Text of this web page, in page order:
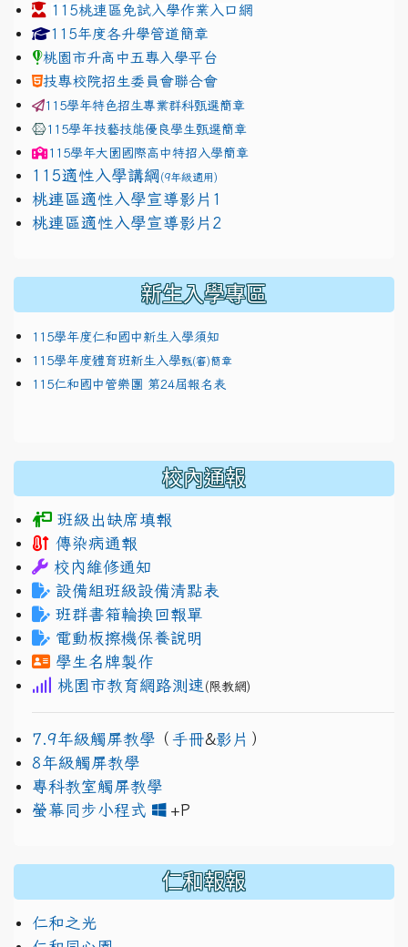
115桃連區免試入學作業入口網
link to https://www.jhjhs.tyc.edu.tw/modules/
115年度各升學管道簡章
桃園市升高中五專入學平台
技專校院招生委員會聯合會
115學年特色招生專業群科甄選簡章
115學年技藝技能優良學生甄選簡章
115學年大園國際高中特招入學簡章
115適性入學講綱 (9年級適用)
link to https://docs.google.com/presentation/d/
桃連區適性入學宣導影片1
link to https://docs.google.com/presentation/d/
桃連區適性入學宣導影片2
新生入學專區
115學年度仁和國中新生入學須知
115學年度體育班新生入學甄(審)簡章
115仁和國中管樂團 第24屆報名表
校內通報
班級出缺席填報
傳染病通報
校內維修通知
設備組班級設備清點表
班群書箱輪換回報單
電動板擦機保養說明
學生名牌製作
桃園市教育網路測速 (限教網)
7.9年級觸屏教學 （ 手冊&影片 ）
8年級觸屏教學
專科教室觸屏教學
螢幕同步小程式
+P
仁和報報
仁和之光